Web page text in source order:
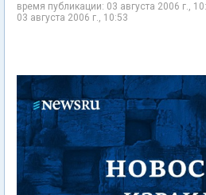
время публикации: 03 августа 2006 г.,
03 августа 2006 г., 10:53